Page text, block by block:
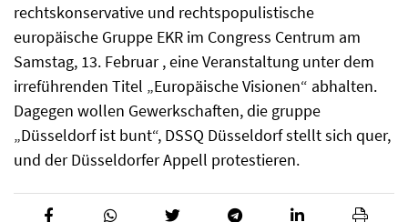
rechtskonservative und rechtspopulistische
europäische Gruppe EKR im Congress Centrum am
Samstag, 13. Februar , eine Veranstaltung unter dem
irreführenden Titel „Europäische Visionen“ abhalten.
Dagegen wollen Gewerkschaften, die gruppe
„Düsseldorf ist bunt“, DSSQ Düsseldorf stellt sich quer,
und der Düsseldorfer Appell protestieren.